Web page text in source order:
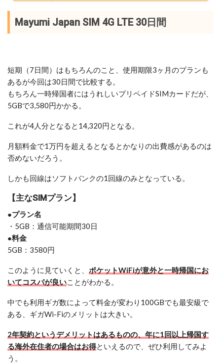
Mayumi Japan SIM 4G LTE 30日間
短期（7日間）はもちろんのこと、使用期限3ヶ月のプランも
あるが今回は30日間で比較する。
もちろん一時帰国者にはうれしいプリペイドSIMカードだが、
5GBで3,580円かかる。
これが4人分となると14,320円となる。
月額料金で1万円を超えるとなるとかなりの出費感があるのは
否めないだろう。
しかも回線はソフトバンクの1回線のみとなっている。
【主なSIMプラン】
●プラン名
・5GB：通信可能期間30日
●料金
5GB：3580円
このように見ていくと、 ポケットWiFiが意外と一時帰国にお
いてコスパが良いことがわかる。
中でも利用ギガ数によって料金が変わり100GBでも最安級で
ある、ギガWi-Fiのメリットは大きい。
2年契約というデメリットはあるものの、年に1回以上帰国す
る海外在住者の場合はお得といえるので、ぜひ利用してみよ
う。